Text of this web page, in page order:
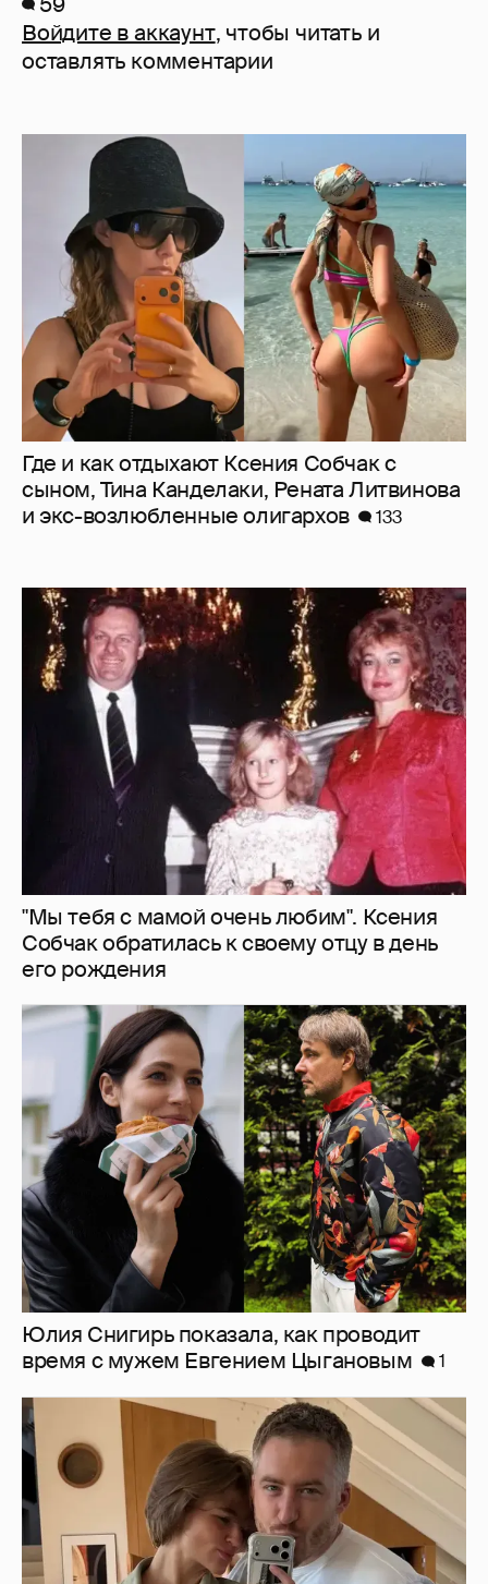
Войдите в аккаунт, чтобы читать и
оставлять комментарии
Где и как отдыхают Ксения Собчак с
сыном, Тина Канделаки, Рената Литвинова
и экс-возлюбленные олигархов
133
"Мы тебя с мамой очень любим". Ксения
Собчак обратилась к своему отцу в день
его рождения
Юлия Снигирь показала, как проводит
время с мужем Евгением Цыгановым
1